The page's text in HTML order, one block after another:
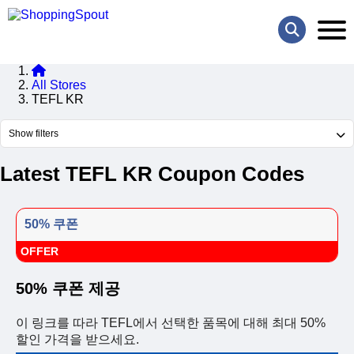
All Stores
TEFL KR
Show filters
Latest TEFL KR Coupon Codes
50% 쿠폰
OFFER
50% 쿠폰 제공
이 링크를 따라 TEFL에서 선택한 품목에 대해 최대 50%
할인 가격을 받으세요.